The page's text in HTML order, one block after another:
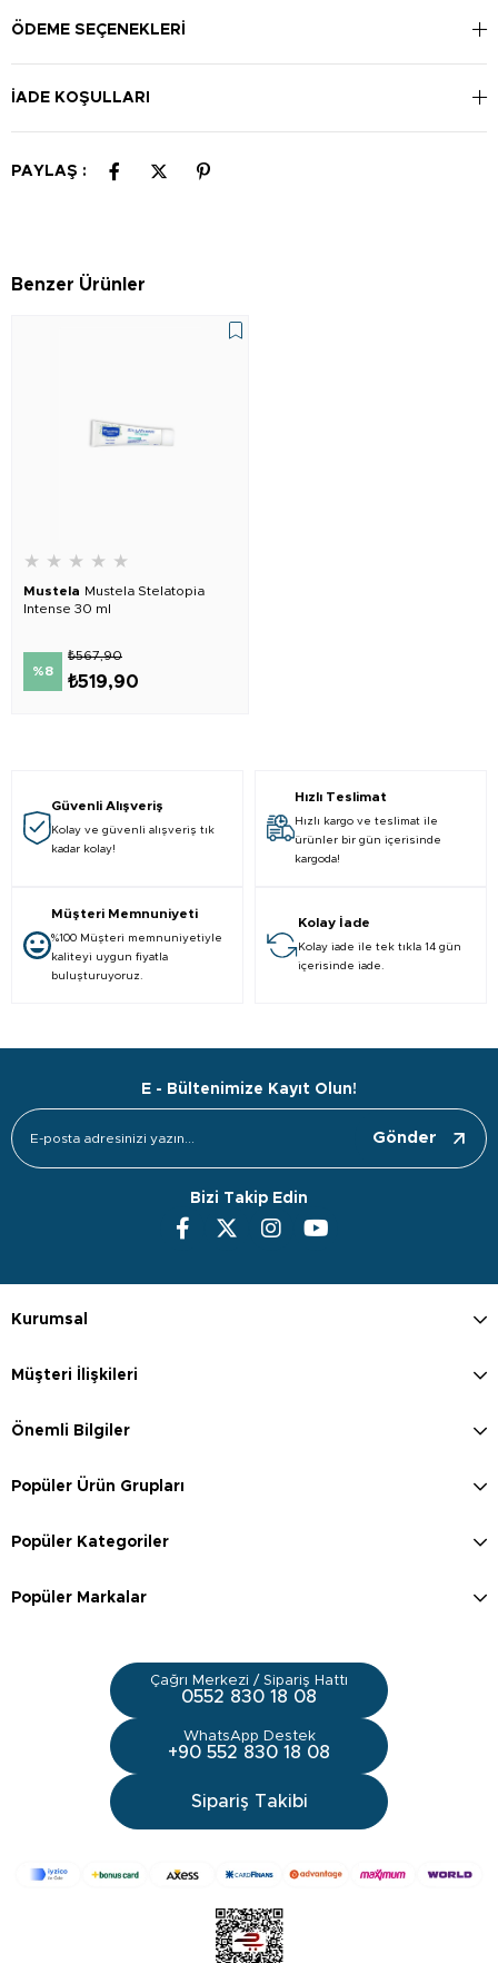
ÖDEME SEÇENEKLERI
İADE KOŞULLARI
PAYLAŞ :
Benzer Ürünler
★ ★ ★ ★ ★
Mustela Mustela Stelatopia
Intense 30 ml
%8
₺519,90
₺567,90
Güvenli Alışveriş
Kolay ve güvenli alışveriş tık
kadar kolay!
Hızlı Teslimat
Hızlı kargo ve teslimat ile
ürünler bir gün içerisinde
kargoda!
Müşteri Memnuniyeti
%100 Müşteri memnuniyetiyle
kaliteyi uygun fiyatla
buluşturuyoruz.
Kolay İade
Kolay iade ile tek tıkla 14 gün
içerisinde iade.
E - Bültenimize Kayıt Olun!
Gönder
Bizi Takip Edin
Kurumsal
Müşteri İlişkileri
Önemli Bilgiler
Popüler Ürün Grupları
Popüler Kategoriler
Popüler Markalar
Çağrı Merkezi / Sipariş Hattı
0552 830 18 08
WhatsApp Destek
+90 552 830 18 08
Sipariş Takibi